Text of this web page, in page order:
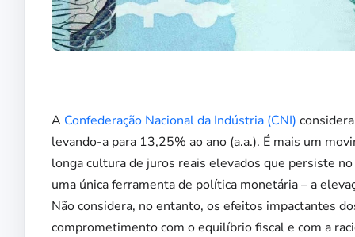
A Confederação Nacional da Indústria (CNI)
levando-a para 13,25% ao ano (a.a.). É mais um
longa cultura de juros reais elevados que persiste
uma única ferramenta de política monetária – a
Não considera, no entanto, os efeitos impactantes
comprometimento com o equilíbrio fiscal e com a